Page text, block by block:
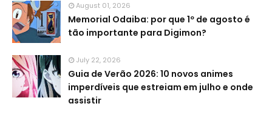
August 01, 2026
Memorial Odaiba: por que 1º de agosto é
tão importante para Digimon?
July 22, 2026
Guia de Verão 2026: 10 novos animes
imperdíveis que estreiam em julho e onde
assistir